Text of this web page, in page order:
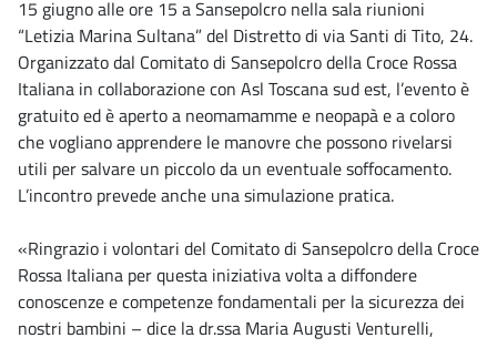
15 giugno alle ore 15 a Sansepolcro nella sala riunioni
“Letizia Marina Sultana” del Distretto di via Santi di Tito, 24.
Organizzato dal Comitato di Sansepolcro della Croce Rossa
Italiana in collaborazione con Asl Toscana sud est, l’evento è
gratuito ed è aperto a neomamamme e neopapà e a coloro
che vogliano apprendere le manovre che possono rivelarsi
utili per salvare un piccolo da un eventuale soffocamento.
L’incontro prevede anche una simulazione pratica.
«Ringrazio i volontari del Comitato di Sansepolcro della Croce
Rossa Italiana per questa iniziativa volta a diffondere
conoscenze e competenze fondamentali per la sicurezza dei
nostri bambini – dice la dr.ssa Maria Augusti Venturelli,